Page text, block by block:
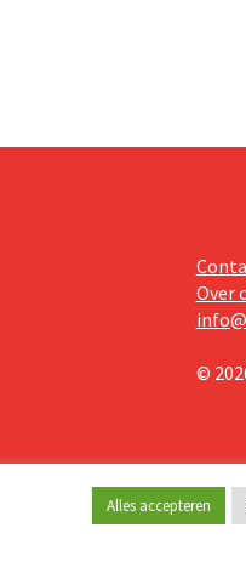
Over
©
Alles accepteren